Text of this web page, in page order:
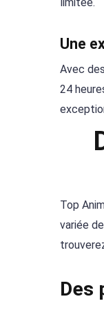
Une
Avec
24
Top
variée
Des